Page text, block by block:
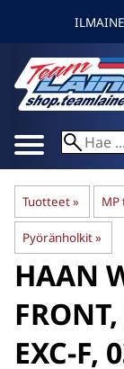
Tuotteet‪»
Pyöränholkit‪»
HAAN
EXC-F,